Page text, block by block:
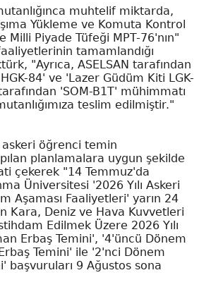
muhtelif miktarda,
Yükleme ve Komuta Kontrol
Milli Piyade Tüfeği MPT-76'nın"
tamamlandığı
"Ayrıca, ASELSAN tarafından
84' ve 'Lazer Güdüm Kiti LGK-
'SOM-B1T' mühimmatı
teslim edilmiştir."
öğrenci temin
planlamalara uygun şekilde
çekerek "14 Temmuz'da
Üniversitesi '2026 Yılı Askeri
Aşaması Faaliyetleri' yarın 24
Kara, Deniz ve Hava Kuvvetleri
Edilmek Üzere 2026 Yılı
Erbaş Temini', '4'üncü Dönem
Temini' ile '2'nci Dönem
başvuruları 9 Ağustos sona